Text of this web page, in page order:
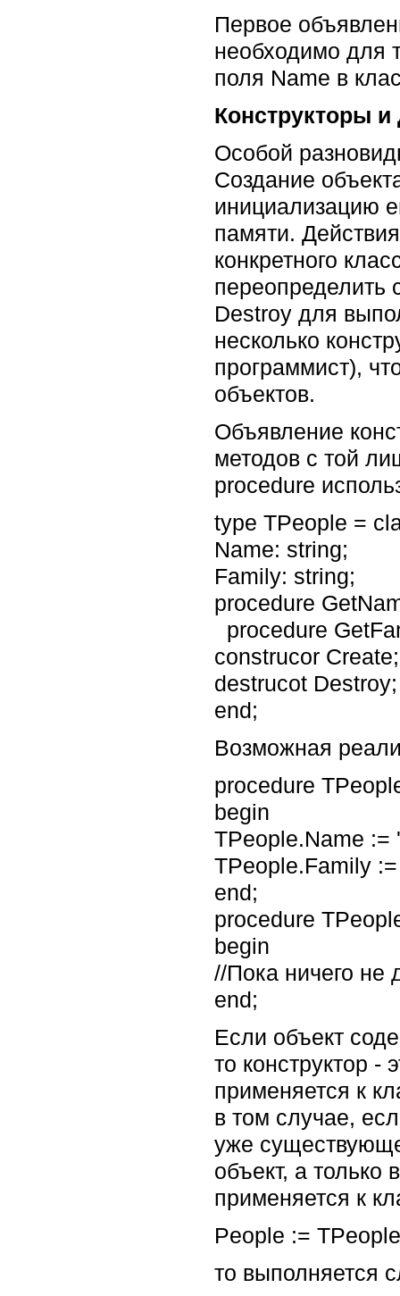
Первое
необходимо для
поля Name в
Конструкторы и
Особой
Создание
инициализацию
памяти.
конкретного
переопределить
Destroy для
несколько
программист),
объектов.
Объявление
методов с той
procedure
type TPeople =
Name: string;
Family: string;
procedure
procedure
construcor Create;
destrucot Destroy;
end;
Возможная
procedure
begin
TPeople.Name :=
TPeople.Family
end;
procedure
begin
//Пока ничего не
end;
Если объект
то конструктор -
применяется к
в том случае,
уже
объект, а только
применяется к
People :=
то выполняется